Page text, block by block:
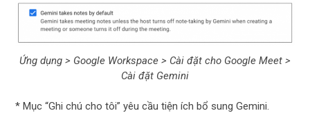
Ứng dụng > Google Workspace > Cài đặt cho Google Meet >
Cài đặt Gemini
* Mục “Ghi chú cho tôi” yêu cầu tiện ích bổ sung Gemini.